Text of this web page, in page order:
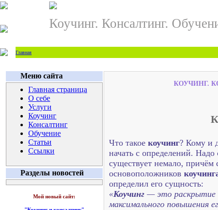
Коучинг. Консалтинг.
Главная
Меню сайта
Главная страница
О себе
Услуги
Коучинг
Консалтинг
Обучение
Статьи
Ссылки
Разделы новостей
Мой новый сайт:
КОУЧИНГ.
Что такое коучинг? Кому и
начать с определений.
существует немало,
основоположников
определил его сущность:
«Коучинг — это раскрытие
максимального повышения